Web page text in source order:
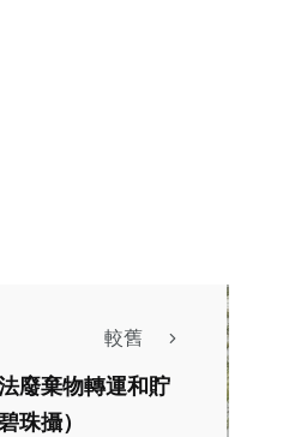
較舊
廢棄物轉運和貯
珠攝）